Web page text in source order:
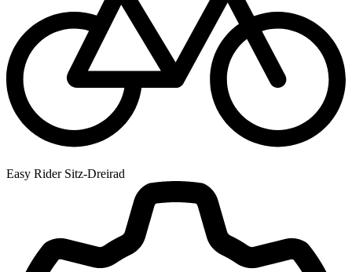
Easy Rider Sitz-Dreirad